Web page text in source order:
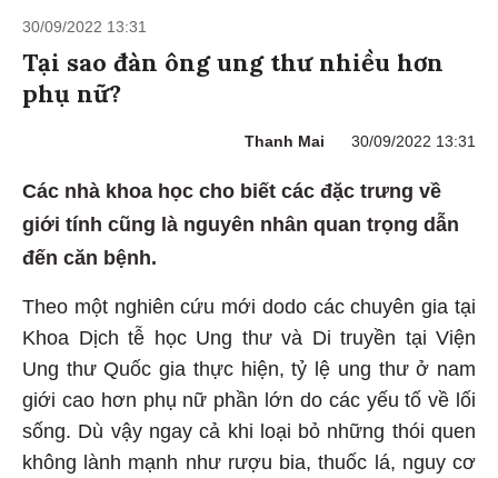
30/09/2022 13:31
Tại sao đàn ông ung thư nhiều hơn
phụ nữ?
Thanh Mai 30/09/2022 13:31
Các nhà khoa học cho biết các đặc trưng về
giới tính cũng là nguyên nhân quan trọng dẫn
đến căn bệnh.
Theo một nghiên cứu mới dodo các chuyên gia tại
Khoa Dịch tễ học Ung thư và Di truyền tại Viện
Ung thư Quốc gia thực hiện, tỷ lệ ung thư ở nam
giới cao hơn phụ nữ phần lớn do các yếu tố về lối
sống. Dù vậy ngay cả khi loại bỏ những thói quen
không lành mạnh như rượu bia, thuốc lá, nguy cơ